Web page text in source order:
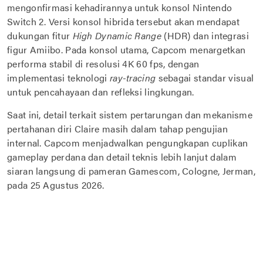
mengonfirmasi kehadirannya untuk konsol Nintendo
Switch 2. Versi konsol hibrida tersebut akan mendapat
dukungan fitur High Dynamic Range(HDR) dan integrasi
figur Amiibo. Pada konsol utama, Capcom menargetkan
performa stabil di resolusi 4K 60 fps, dengan
implementasi teknologi ray-tracing sebagai standar visual
untuk pencahayaan dan refleksi lingkungan.
Saat ini, detail terkait sistem pertarungan dan mekanisme
pertahanan diri Claire masih dalam tahap pengujian
internal. Capcom menjadwalkan pengungkapan cuplikan
gameplay perdana dan detail teknis lebih lanjut dalam
siaran langsung di pameran Gamescom, Cologne, Jerman,
pada 25 Agustus 2026.